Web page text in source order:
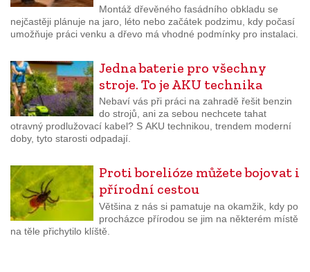
Montáž dřevěného fasádního obkladu se
nejčastěji plánuje na jaro, léto nebo začátek podzimu, kdy počasí
umožňuje práci venku a dřevo má vhodné podmínky pro instalaci.
Jedna baterie pro všechny
stroje. To je AKU technika
Nebaví vás při práci na zahradě řešit benzin
do strojů, ani za sebou nechcete tahat
otravný prodlužovací kabel? S AKU technikou, trendem moderní
doby, tyto starosti odpadají.
Proti borelióze můžete bojovat i
přírodní cestou
Většina z nás si pamatuje na okamžik, kdy po
procházce přírodou se jim na některém místě
na těle přichytilo klíště.